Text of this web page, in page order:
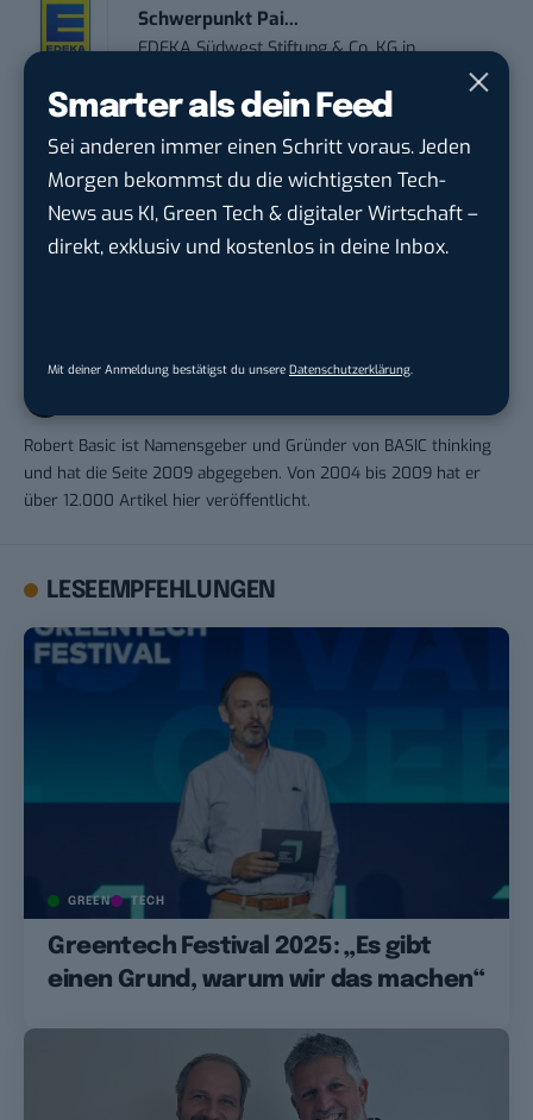
Smarter als dein Feed
Sei anderen immer einen Schritt voraus. Jeden
Morgen bekommst du die wichtigsten Tech-
News aus KI, Green Tech & digitaler Wirtschaft –
direkt, exklusiv und kostenlos in deine Inbox.
Mit deiner Anmeldung bestätigst du unsere Datenschutzerklärung
Schwerpunkt Pai...
EDEKA Südwest Stiftung & Co. KGin
THEMEN: BLOGGING INTERVIEW
Robert Basic ist Namensgeber und Gründer von BASIC thinking
und hat die Seite 2009 abgegeben. Von 2004 bis 2009 hat er
über 12.000 Artikel hier veröffentlicht.
LESEEMPFEHLUNGEN
GREEN TECH
Greentech Festival 2025: „Es gibt
einen Grund, warum wir das machen“